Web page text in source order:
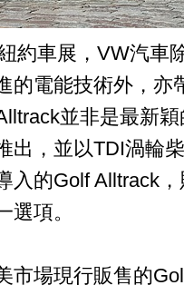
約車展，VW汽車
的電能技術外，亦
並非是最新
出，並以TDI渦輪
入的Golf Alltrack
選項。
市場現行販售的